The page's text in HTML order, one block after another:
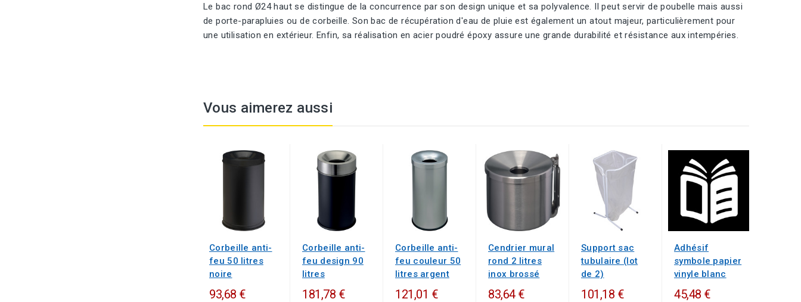
Le bac rond Ø24 haut se distingue de la concurrence par son design unique et sa polyvalence. Il peut servir de poubelle mais aussi
de porte-parapluies ou de corbeille. Son bac de récupération d'eau de pluie est également un atout majeur, particulièrement pour
une utilisation en extérieur. Enfin, sa réalisation en acier poudré époxy assure une grande durabilité et résistance aux intempéries.
Vous aimerez aussi
Corbeille anti-
feu 50 litres
noire
93,68 €
Corbeille anti-
feu design 90
litres
181,78 €
Corbeille anti-
feu couleur 50
litres argent
121,01 €
Cendrier mural
rond 2 litres
inox brossé
83,64 €
Support sac
tubulaire (lot
de 2)
101,18 €
Adhésif
symbole papier
vinyle blanc
45,48 €